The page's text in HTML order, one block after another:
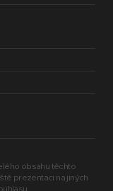
obsahu těchto
prezentaci na jiných